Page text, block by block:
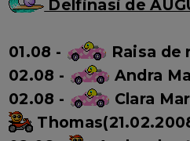
Delfinasi de
01.08 -
Raisa de
02.08 -
Andra
02.08 -
Clara